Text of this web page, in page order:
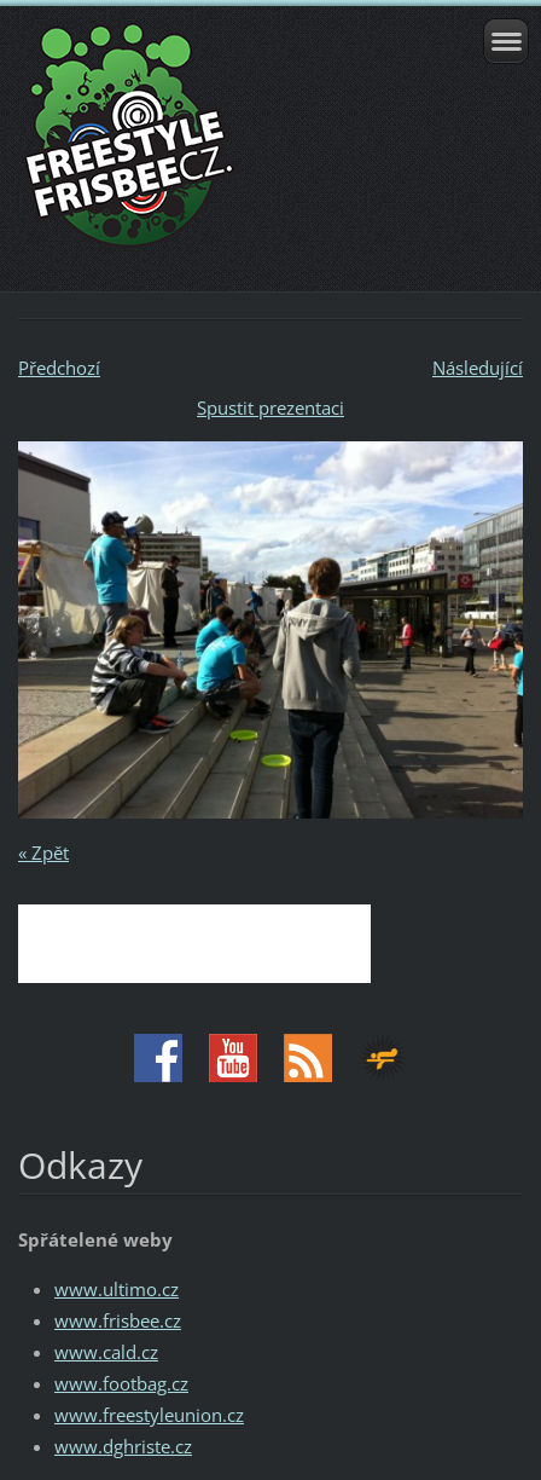
Předchozí
Následující
Spustit prezentaci
« Zpět
Odkazy
Spřátelené weby
www.ultimo.cz
www.frisbee.cz
www.cald.cz
www.footbag.cz
www.freestyleunion.cz
www.dghriste.cz